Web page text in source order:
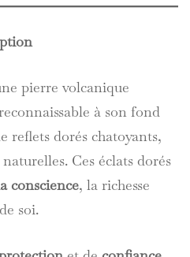
pierre volcanique
à son fond
reflets dorés chatoyants,
Ces éclats dorés
conscience, la richesse
soi.